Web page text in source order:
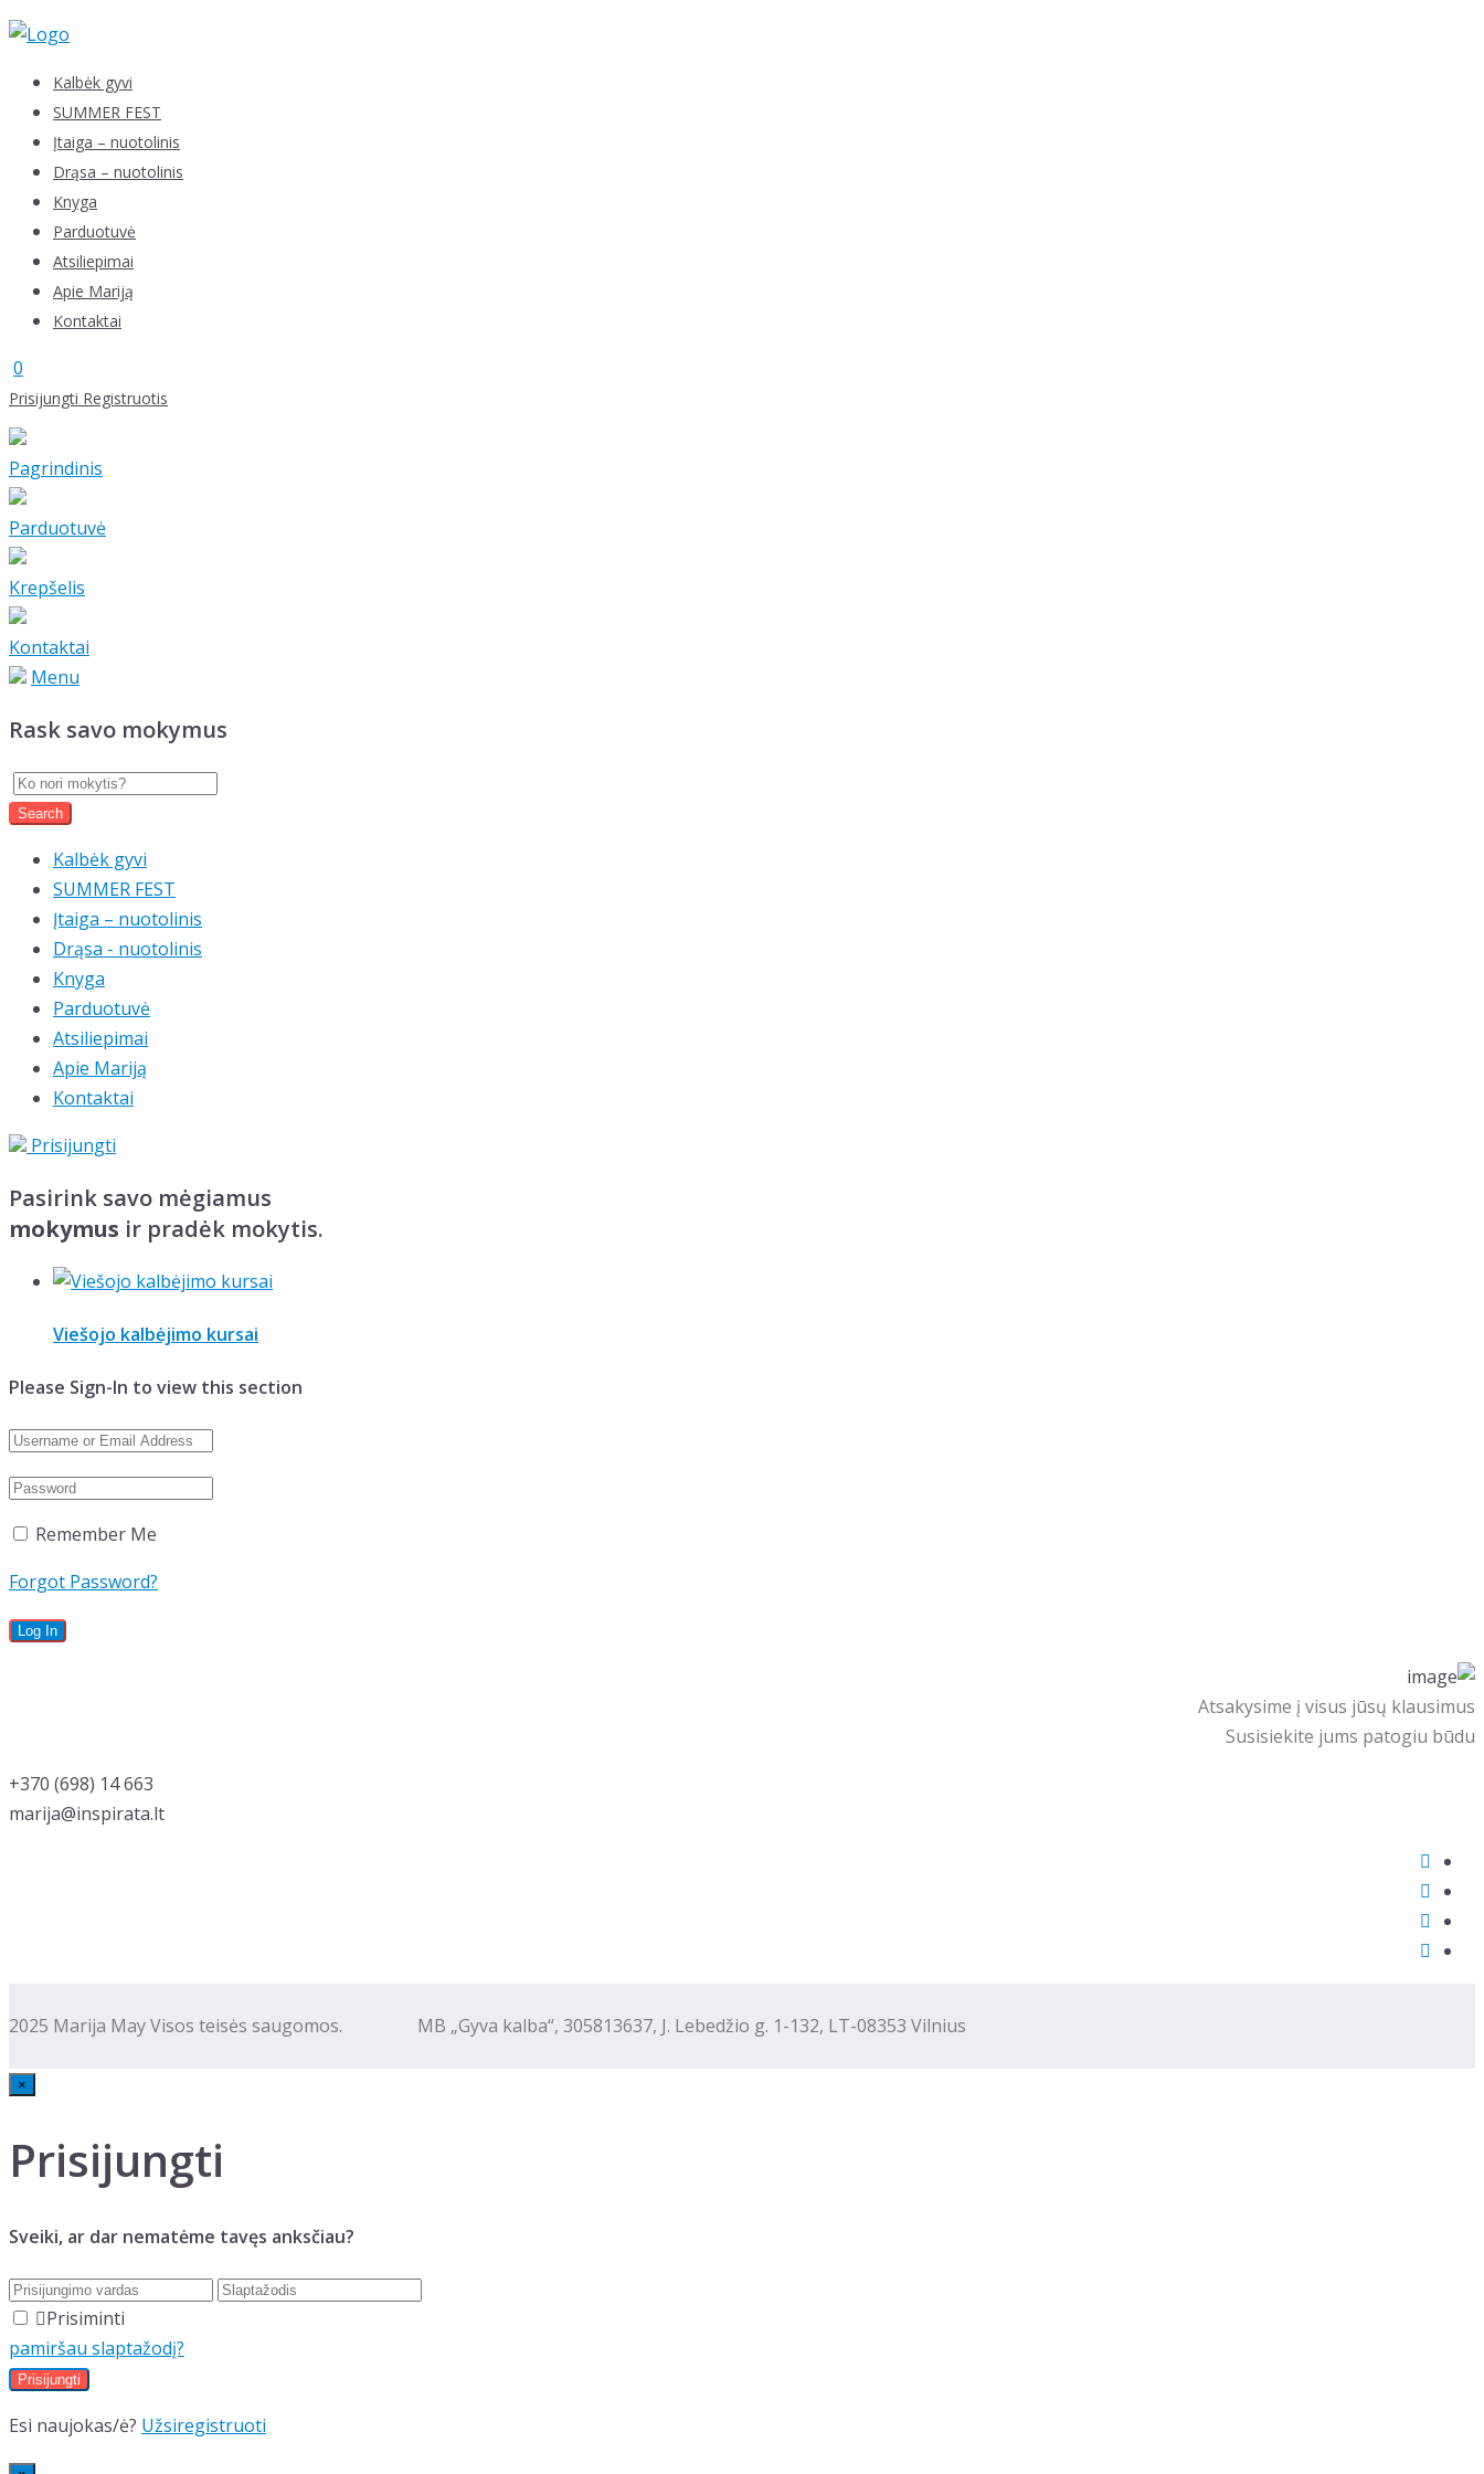
Skip
contentKalbėk gyvi
SUMMER FEST
Įtaiga – nuotolinis
Drąsa – nuotolinis
Knyga
Parduotuvė
Atsiliepimai
Apie Mariją
Kontaktai
0
Prisijungti Registruotis
Pagrindinis
Parduotuvė
Krepšelis
Kontaktai
Menu
Rask savo mokymus
Kalbėk gyvi
SUMMER FEST
Įtaiga – nuotolinis
Drąsa - nuotolinis
Knyga
Parduotuvė
Atsiliepimai
Apie Mariją
Kontaktai
Prisijungti
Pasirink savo mėgiamus
mokymus ir pradėk mokytis.
Viešojo kalbėjimo kursai
Please Sign-In to view this section
Remember Me
Forgot Password?
Atsakysime į visus jūsų klausimus
Susisiekite jums patogiu būdu
‭+370 (698) 14 663
marija@inspirata.lt
2025 Marija May Visos teisės saugomos. MB „Gyva kalba“, 305813637, J. Lebedžio g. 1-132, LT-08353 Vilnius
×
Prisijungti
Sveiki, ar dar nematėme tavęs anksčiau?
Prisiminti
pamiršau slaptažodį?
Esi naujokas/ė? Užsiregistruoti